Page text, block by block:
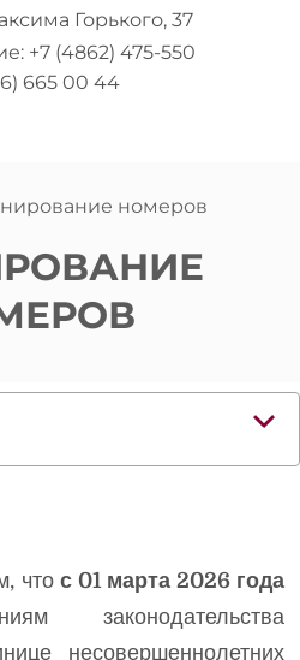
Горького, 37
+7 (4862) 475-550
665 00 44
номеров
чтос 01 марта 2026 года
законодательства
несовершеннолетних